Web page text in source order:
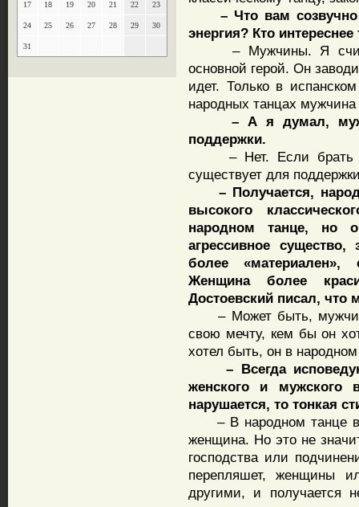
17 18 19 20 21 22 23
24 25 26 27 28 29 30
31
– Что вам созвучно
энергия? Кто
– Мужчины. Я
основной герой. Он
идет. Только в
народных танцах
– А я думал,
поддержки.
– Нет. Если брать
существует для
– Получается,
высокого
народном танце, но
агрессивное
более «материален»,
Женщина более
Достоевский писал, что
– Может быть,
свою мечту, кем бы он
хотел быть, он в
– Всегда
женского и мужского
нарушается, то тонкая
– В народном танце
женщина. Но это не
господства или
перепляшет, женщины
другими, и получается